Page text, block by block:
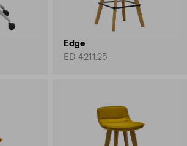
Edge
ED 4211.25